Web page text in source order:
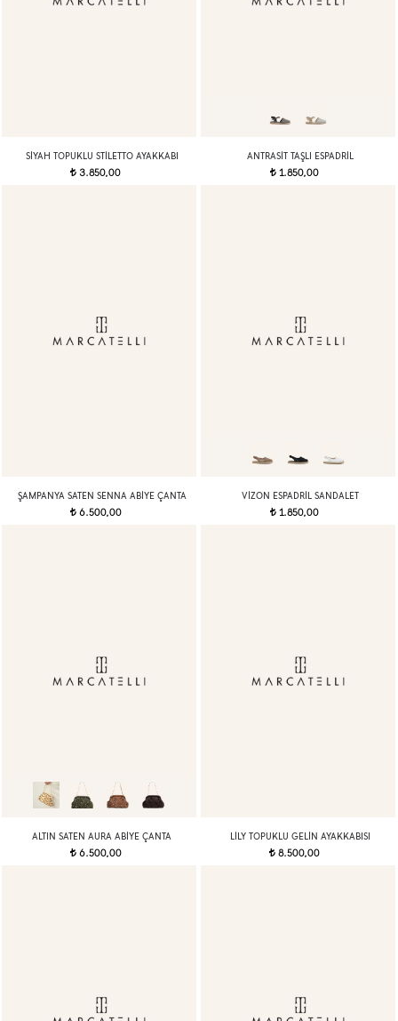
SIYAH TOPUKLU STILETTO AYAKKABI
t 3.850,00
ANTRASIT TAŞLI ESPADRIL
t1.850,00
ŞAMPANYA SATEN SENNA ABIYE ÇANTA
t6.500,00
VIZON ESPADRIL SANDALET
t1.850,00
ALTIN SATEN AURA ABIYE ÇANTA
t6.500,00
LILY TOPUKLU GELIN AYAKKABISI
t8.500,00